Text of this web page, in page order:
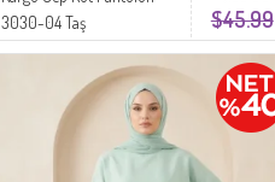
$45.99
3030-04 Taş